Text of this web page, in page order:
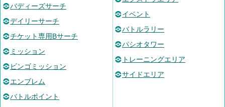
バディーズサーチ
デイリーサーチ
チケット専用Bサーチ
ミッション
ビンゴミッション
エンブレム
バトルポイント
イベント
バトルラリー
パシオタワー
トレーニングエリア
サイドエリア